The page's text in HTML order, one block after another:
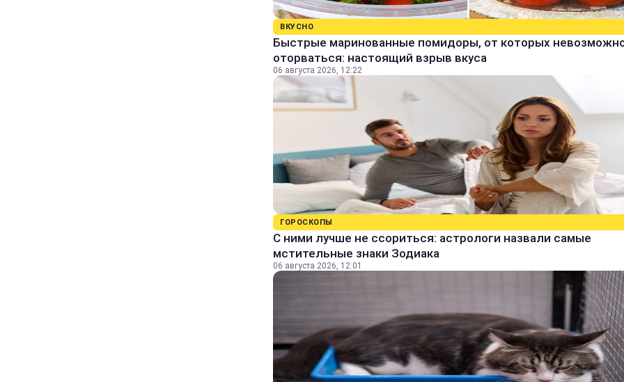
ВКУСНО
Быстрые маринованные помидоры, от которых
оторваться: настоящий взрыв вкуса
06 августа 2026, 12:22
ГОРОСКОПЫ
С ними лучше не ссориться: астрологи назвали самые
мстительные знаки Зодиака
06 августа 2026, 12:01